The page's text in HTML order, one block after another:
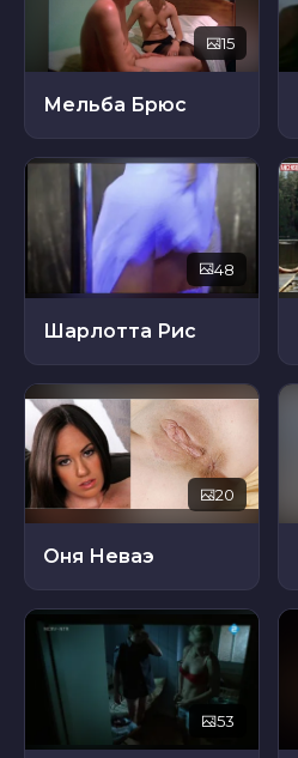
15
Мельба Брюс
48
Шарлотта Рис
20
Оня Неваэ
53